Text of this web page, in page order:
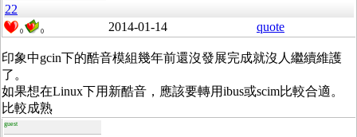
22
0 0 2014-01-14 quote
印象中gcin下的酷音模組幾年前還沒發展完成就沒人繼續維護
了。
如果想在Linux下用新酷音，應該要轉用ibus或scim比較合適。
比較成熟
guest